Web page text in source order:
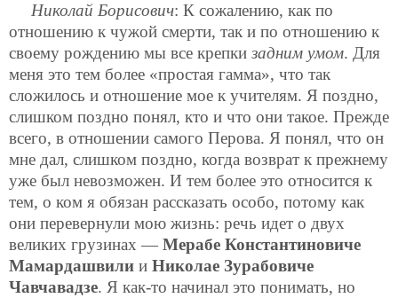
Николай Борисович: К сожалению, как по
отношению к чужой смерти, так и по отношению к
своему рождению мы все крепки задним умом. Для
меня это тем более «простая гамма», что так
сложилось и отношение мое к учителям. Я поздно,
слишком поздно понял, кто и что они такое. Прежде
всего, в отношении самого Перова. Я понял, что он
мне дал, слишком поздно, когда возврат к прежнему
уже был невозможен. И тем более это относится к
тем, о ком я обязан рассказать особо, потому как
они перевернули мою жизнь: речь идет о двух
великих грузинах — Мерабе Константиновиче
Мамардашвили и Николае Зурабовиче
Чавчавадзе. Я как-то начинал это понимать, но